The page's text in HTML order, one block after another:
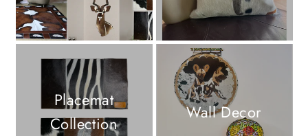
Placemat
Collection
Wall Decor